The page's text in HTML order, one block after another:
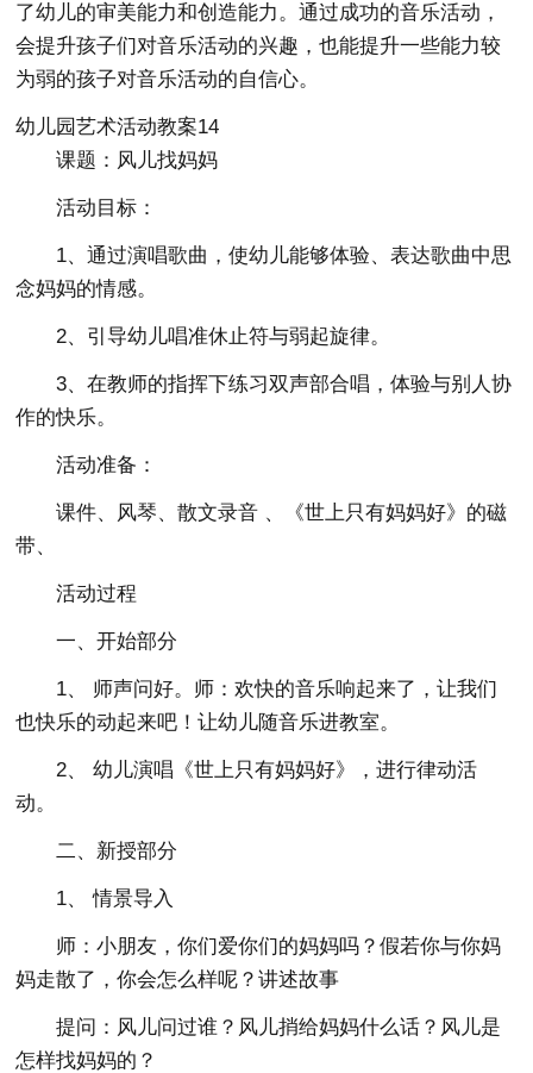
了幼儿的审美能力和创造能力。通过成功的音乐活动，
会提升孩子们对音乐活动的兴趣，也能提升一些能力较
为弱的孩子对音乐活动的自信心。
幼儿园艺术活动教案14
课题：风儿找妈妈
活动目标：
1、通过演唱歌曲，使幼儿能够体验、表达歌曲中思
念妈妈的情感。
2、引导幼儿唱准休止符与弱起旋律。
3、在教师的指挥下练习双声部合唱，体验与别人协
作的快乐。
活动准备：
课件、风琴、散文录音 、《世上只有妈妈好》的磁
带、
活动过程
一、开始部分
1、 师声问好。师：欢快的音乐响起来了，让我们
也快乐的动起来吧！让幼儿随音乐进教室。
2、 幼儿演唱《世上只有妈妈好》，进行律动活
动。
二、新授部分
1、 情景导入
师：小朋友，你们爱你们的妈妈吗？假若你与你妈
妈走散了，你会怎么样呢？讲述故事
提问：风儿问过谁？风儿捎给妈妈什么话？风儿是
怎样找妈妈的？